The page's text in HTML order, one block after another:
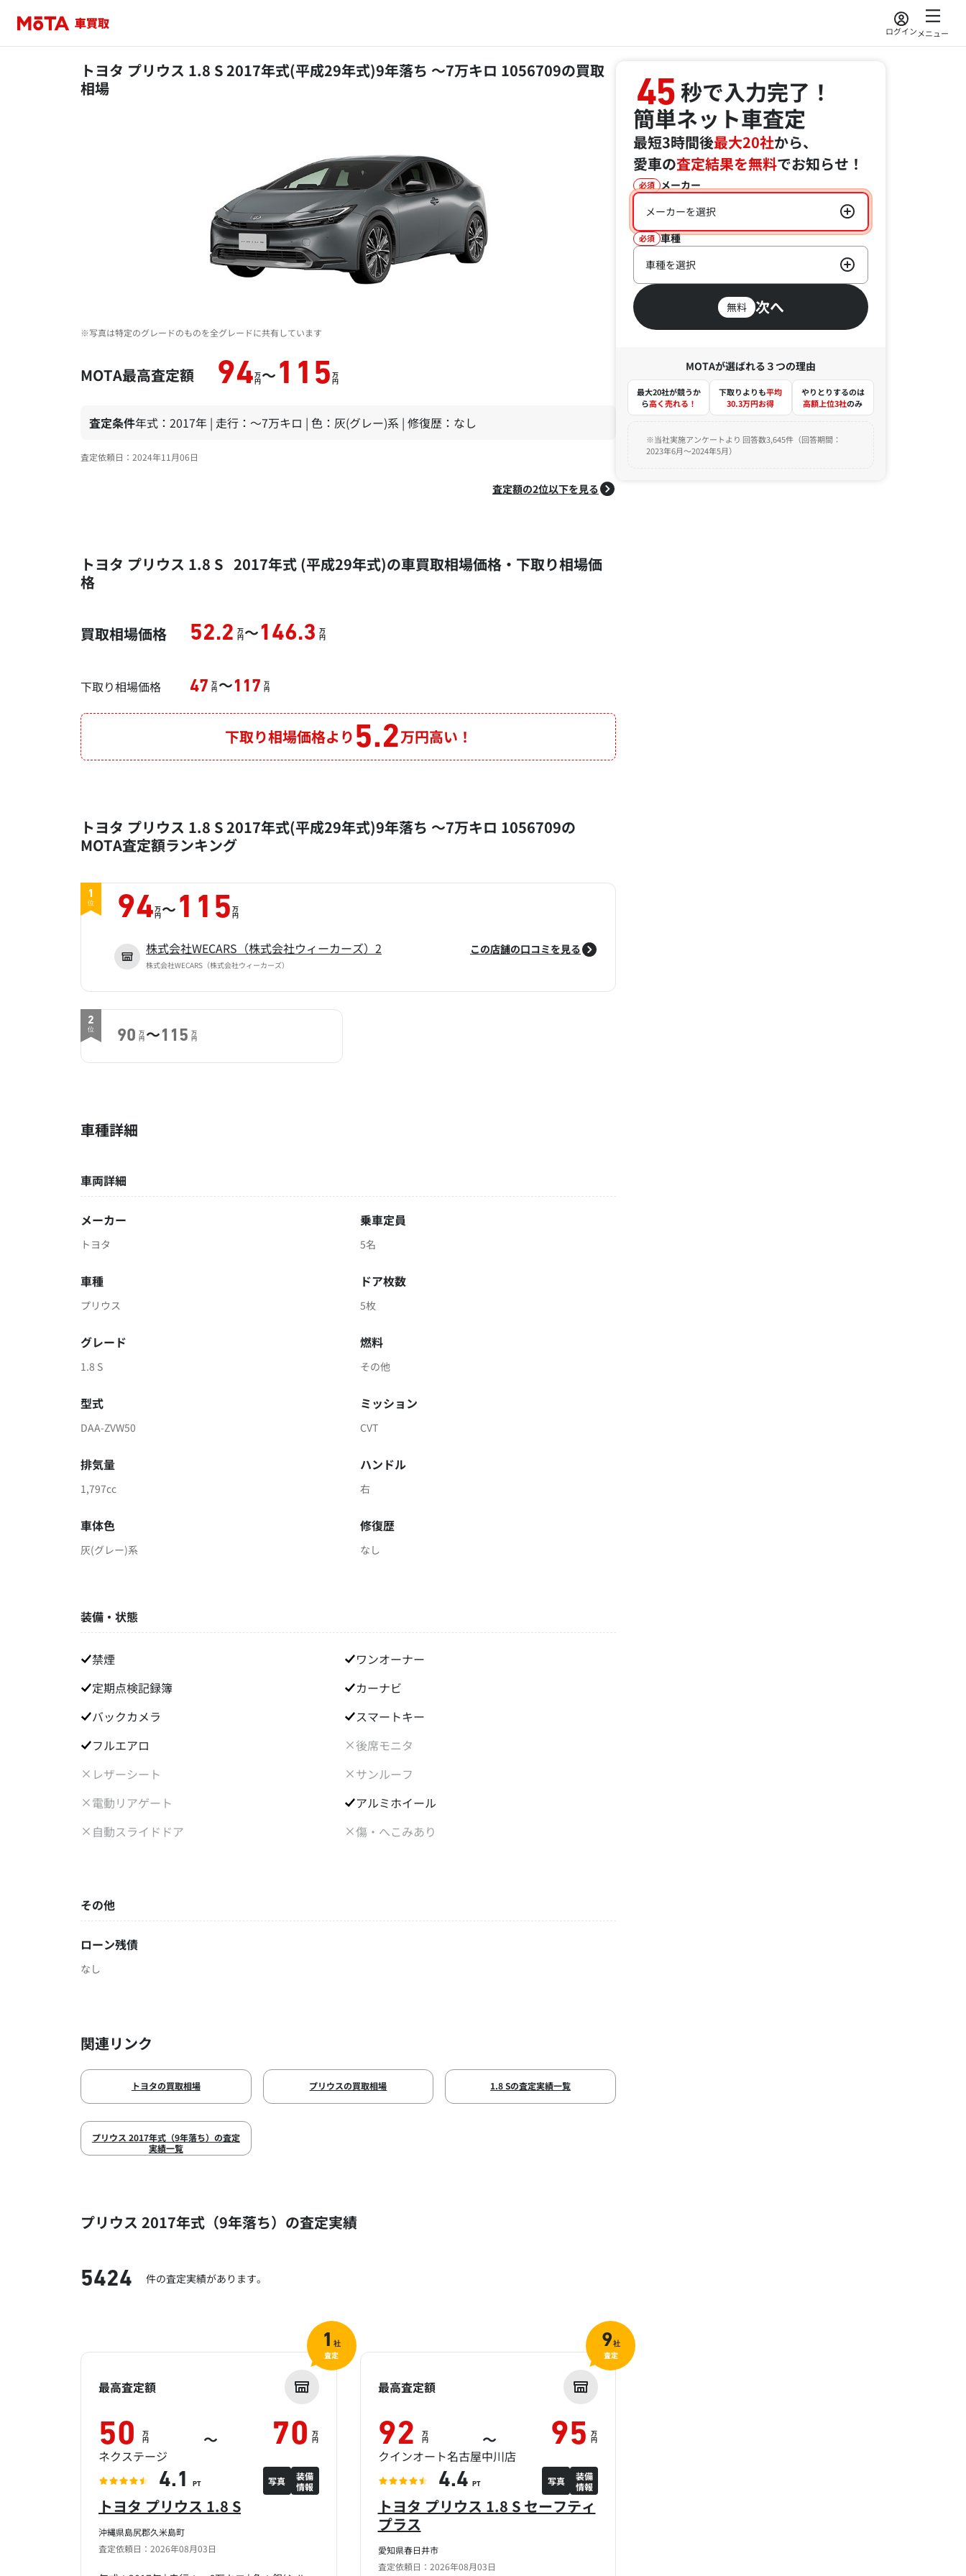
ログインメニュー
トヨタ プリウス 1.8 S 2017年式(平成29年式)9年落ち ～7万キロ 1056709の買取
相場
※写真は特定のグレードのものを全グレードに共有しています
MOTA最高査定額 94万
円～ 115 万
円
査定条件年式：2017年 | 走行：～7万キロ | 色：灰(グレー)系 | 修復歴：なし
査定依頼日：2024年11月06日
査定額の2位以下を見る
トヨタ プリウス 1.8 S 2017年式 (平成29年式)の車買取相場価格・下取り相場価
格
買取相場価格 52.2 万
円～146.3 万
円
下取り相場価格 47 万
円 ～117 万
円
下取り相場価格より 5.2万円高い！
トヨタ プリウス 1.8 S 2017年式(平成29年式)9年落ち ～7万キロ 1056709の
MOTA査定額ランキング
1
位 94万
円～ 115 万
円
株式会社WECARS（株式会社ウィーカーズ）2
株式会社WECARS（株式会社ウィーカーズ）
この店舗の口コミを見る
2
位 90 万
円 ～115 万
円
車種詳細
車両詳細
メーカー
トヨタ
乗車定員
5名
車種
プリウス
ドア枚数
5枚
グレード
1.8 S
燃料
その他
型式
DAA-ZVW50
ミッション
CVT
排気量
1,797cc
ハンドル
右
車体色
灰(グレー)系
修復歴
なし
装備・状態
禁煙
ワンオーナー
定期点検記録簿
カーナビ
バックカメラ
スマートキー
フルエアロ
後席モニタ
レザーシート
サンルーフ
電動リアゲート
アルミホイール
自動スライドドア
傷・へこみあり
その他
ローン残債
なし
関連リンク
トヨタの買取相場 プリウスの買取相場 1.8 Sの査定実績一覧
プリウス 2017年式（9年落ち）の査定
実績一覧
プリウス 2017年式（9年落ち）の査定実績
5424 件の査定実績があります。
沖縄県島尻郡久米島町
査定依頼日：2026年08月03日
トヨタ プリウス 1.8 S
最高査定額
50 万
円 ～ 70 万
円
ネクステージ
4.1 PT 写真
装備
情報
1 社
査定
愛知県春日井市
査定依頼日：2026年08月03日
トヨタ プリウス 1.8 S セーフティ
プラス
最高査定額
92 万
円 ～ 95 万
円
クインオート名古屋中川店
4.4 PT 写真
装備
情報
9社
査定
45秒で入力完了！
簡単ネット車査定
最短3時間後最大20社から、
愛車の査定結果を無料でお知らせ！
必須 メーカー
メーカーを選択
必須 車種
車種を選択
無料 次へ
MOTAが選ばれる３つの理由
最大20社が競うか
ら高く売れる！
下取りよりも平均
30.3万円お得
やりとりするのは
高額上位3社のみ
※当社実施アンケートより 回答数3,645件（回答期間：
2023年6月～2024年5月）